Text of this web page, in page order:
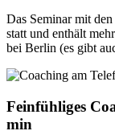
Das Seminar mit
statt und enthält
bei Berlin (es gibt
Feinfühliges
min